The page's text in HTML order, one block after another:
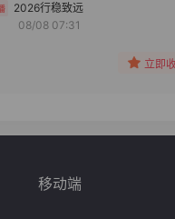
2026行稳致远
08/08 07:31
立即
移动端